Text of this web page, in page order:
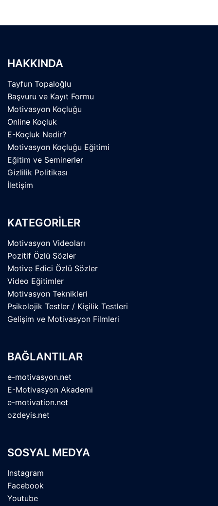
HAKKINDA
Tayfun Topaloğlu
Başvuru ve Kayıt Formu
Motivasyon Koçluğu
Online Koçluk
E-Koçluk Nedir?
Motivasyon Koçluğu Eğitimi
Eğitim ve Seminerler
Gizlilik Politikası
İletişim
KATEGORİLER
Motivasyon Videoları
Pozitif Özlü Sözler
Motive Edici Özlü Sözler
Video Eğitimler
Motivasyon Teknikleri
Psikolojik Testler / Kişilik Testleri
Gelişim ve Motivasyon Filmleri
BAĞLANTILAR
e-motivasyon.net
E-Motivasyon Akademi
e-motivation.net
ozdeyis.net
SOSYAL MEDYA
Instagram
Facebook
Youtube